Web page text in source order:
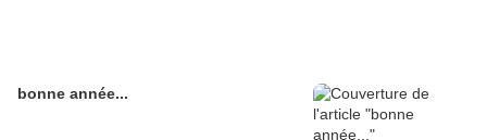
bonne année...